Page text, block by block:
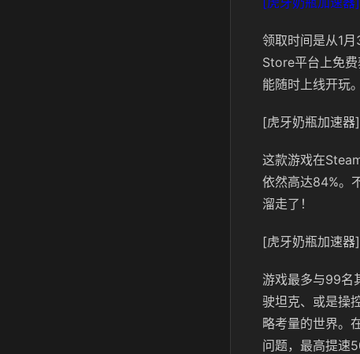
领取时间是从1
Store平台上免
能随时上线开玩。
[虎牙奶瓶加速器]
这款游戏在
依然高达84%。
溜走了！
[虎牙奶瓶加速器]
游戏最多与99名
驶坦克、或是操
略考量的世界。
问题，最高提速